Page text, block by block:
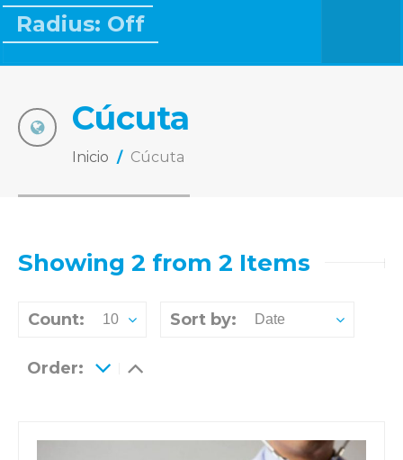
Radius: Off
Cúcuta
Inicio / Cúcuta
Showing 2 from 2 Items
Count: 10 Sort by: Date
Order: